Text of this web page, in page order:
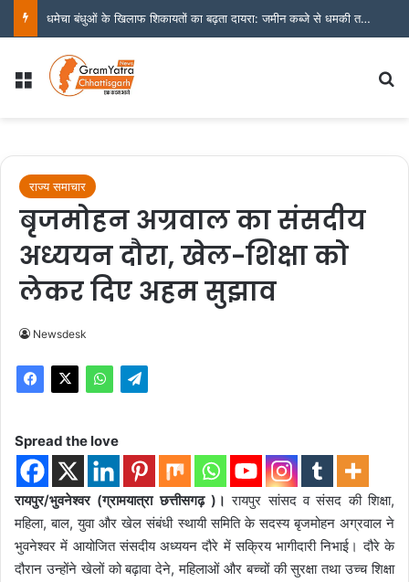
धमेचा बंधुओं के खिलाफ शिकायतों का बढ़ता दायरा: जमीन कब्जे से धमकी तक के आरोप, अब संयुक्त जांच व कठोर कार्यवाही की मांग
Menu
राज्य समाचार
बृजमोहन अग्रवाल का संसदीय
अध्ययन दौरा, खेल-शिक्षा को
लेकर दिए अहम सुझाव
Newsdesk
Spread the love
रायपुर/भुवनेश्वर (ग्रामयात्रा छत्तीसगढ़ )।रायपुर सांसद व संसद की शिक्षा,
महिला, बाल, युवा और खेल संबंधी स्थायी समिति के सदस्य बृजमोहन अग्रवाल ने
भुवनेश्वर में आयोजित संसदीय अध्ययन दौरे में सक्रिय भागीदारी निभाई। दौरे के
दौरान उन्होंने खेलों को बढ़ावा देने, महिलाओं और बच्चों की सुरक्षा तथा उच्च शिक्षा